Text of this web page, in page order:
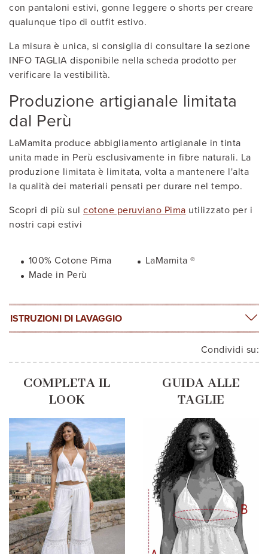
con pantaloni estivi, gonne leggere o shorts per creare
qualunque tipo di outfit estivo.
La misura è unica, si consiglia di consultare la sezione
INFO TAGLIA disponibile nella scheda prodotto per
verificare la vestibilità.
Produzione artigianale limitata
dal Perù
LaMamita produce abbigliamento artigianale in tinta
unita made in Perù esclusivamente in fibre naturali. La
produzione limitata è limitata, volta a mantenere l'alta
la qualità dei materiali pensati per durare nel tempo.
Scopri di più sul cotone peruviano Pima utilizzato per i
nostri capi estivi
100% Cotone Pima
LaMamita ®
Made in Perù
ISTRUZIONI DI LAVAGGIO
Condividi su:
COMPLETA IL
LOOK
GUIDA ALLE
TAGLIE